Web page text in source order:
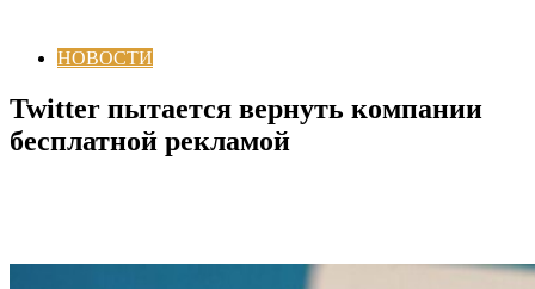
НОВОСТИ
Twitter пытается вернуть компании
бесплатной рекламой